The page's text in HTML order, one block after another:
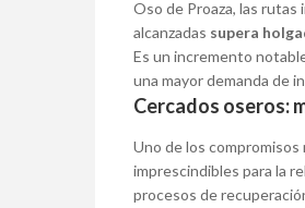
Oso de Proaza, las
alcanzadas supera
Es un incremento
una mayor demanda de
Cercados oseros:
Uno de los compromisos
imprescindibles para la
procesos de